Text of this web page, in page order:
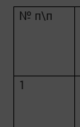
№ п\п
1